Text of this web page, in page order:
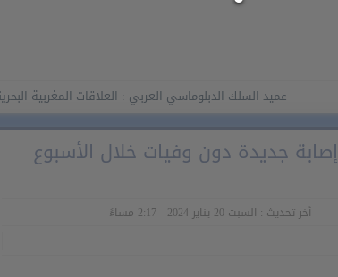
عميد السلك الدبلوماسي العربي : العلاقات المغربية
كوفيد -19: تسجيل 154 إصابة جديدة دون وفيات خلال الأسبوع
أخر تحديث : السبت 20 يناير 2024 - 2:17 مساءً